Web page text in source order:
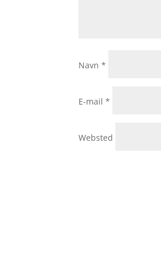
Navn*
E-mail*
Websted